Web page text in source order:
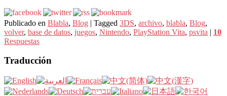
Publicado en Blabla, Blog | Tagged 3DS, archivo, blabla, Blog,
volver, base de datos, juegos, Nintendo, PlayStation Vita, psvita | 10
Respuestas
Traducción